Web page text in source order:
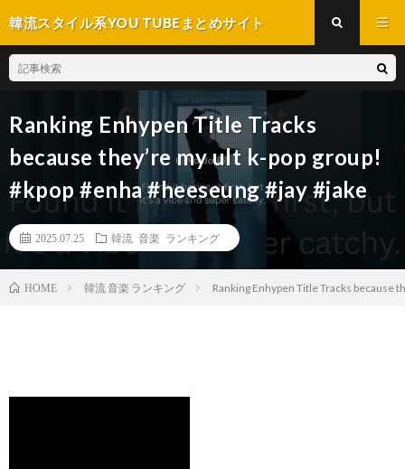
韓流スタイル系YOU TUBEまとめサイト
Ranking Enhypen Title Tracks
because they’re my ult k-pop group!
#kpop #enha #heeseung #jay #jake
2025.07.25 韓流 音楽 ランキング
HOME 韓流 音楽 ランキング Ranking Enhypen Title Tracks because